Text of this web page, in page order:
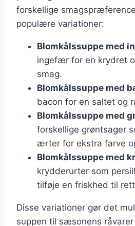
forskellige
populære variationer:
Blomkålssuppe med
ingefær for en krydret
smag.
Blomkålssuppe med
bacon for en saltet og
Blomkålssuppe med
forskellige grøntsager
ærter for ekstra farve
Blomkålssuppe med
krydderurter som
tilføje en friskhed til
Disse variationer gør det
suppen til sæsonens